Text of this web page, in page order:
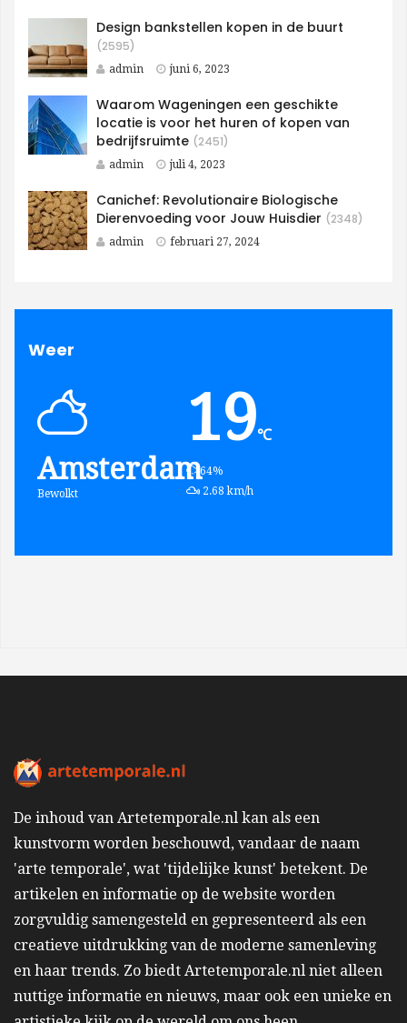
Design bankstellen kopen in de buurt
(2595)
admin juni 6, 2023
Waarom Wageningen een geschikte
locatie is voor het huren of kopen van
bedrijfsruimte (2451)
admin juli 4, 2023
Canichef: Revolutionaire Biologische
Dierenvoeding voor Jouw Huisdier (2348)
admin februari 27, 2024
Weer
Amsterdam
Bewolkt
19℃
humidity:
64%
wind:
2.68 km/h
De inhoud van Artetemporale.nl kan als een
kunstvorm worden beschouwd, vandaar de naam
'arte temporale', wat 'tijdelijke kunst' betekent. De
artikelen en informatie op de website worden
zorgvuldig samengesteld en gepresenteerd als een
creatieve uitdrukking van de moderne samenleving
en haar trends. Zo biedt Artetemporale.nl niet alleen
nuttige informatie en nieuws, maar ook een unieke en